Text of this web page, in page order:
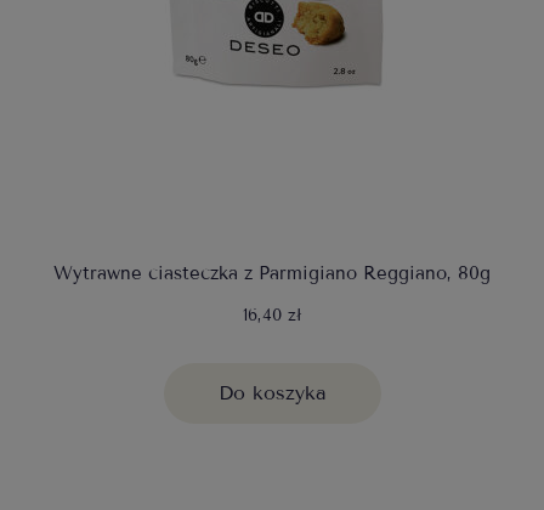
Wytrawne ciasteczka z Parmigiano Reggiano, 80g
16,40 zł
Do koszyka